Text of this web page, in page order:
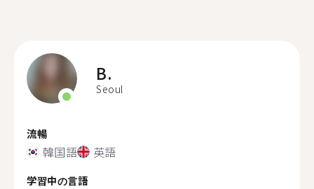
B.
Seoul
流暢
韓国語 英語
学習中の言語